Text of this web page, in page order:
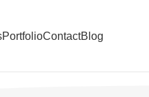
PortfolioContactBlog